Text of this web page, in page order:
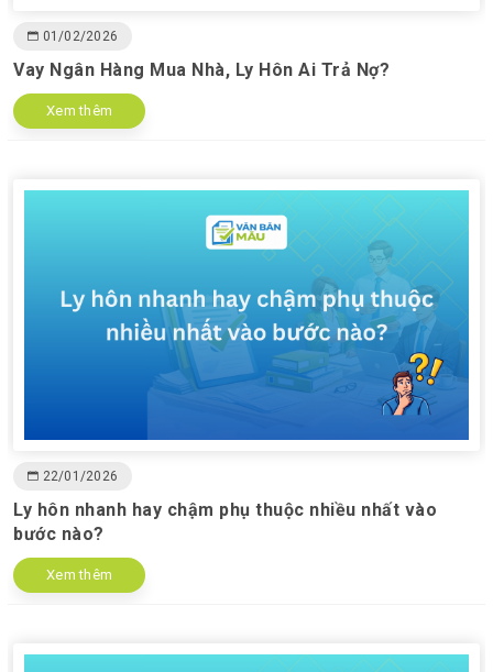
01/02/2026
Vay Ngân Hàng Mua Nhà, Ly Hôn Ai Trả Nợ?
Xem thêm
22/01/2026
Ly hôn nhanh hay chậm phụ thuộc nhiều nhất vào
bước nào?
Xem thêm